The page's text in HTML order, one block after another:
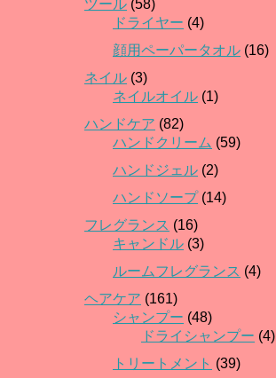
ツール (58)
ドライヤー (4)
顔用ペーパータオル (16)
ネイル (3)
ネイルオイル (1)
ハンドケア (82)
ハンドクリーム (59)
ハンドジェル (2)
ハンドソープ(14)
フレグランス (16)
キャンドル (3)
ルームフレグランス (4)
ヘアケア (161)
シャンプー (48)
ドライシャンプー (4)
トリートメント (39)